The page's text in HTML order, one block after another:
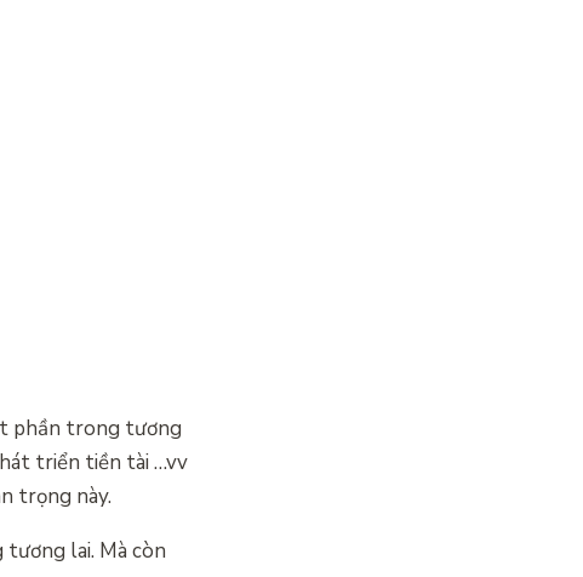
phần trong tương
triển tiền tài …vv
trọng này.
lai. Mà còn